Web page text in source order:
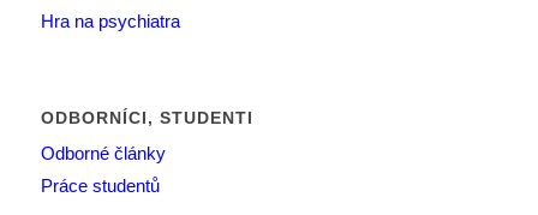
Hra na psychiatra
ODBORNÍCI, STUDENTI
Odborné články
Práce studentů